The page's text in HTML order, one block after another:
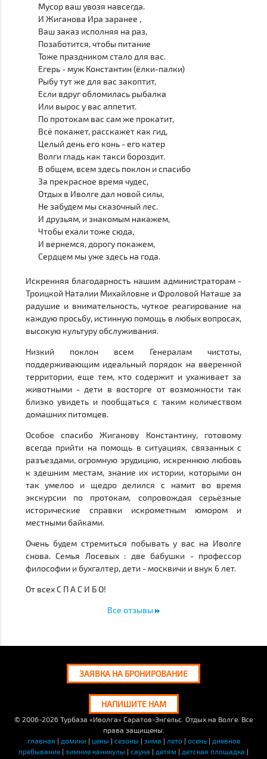
Мусор ваш увозя навсегда.
И Жиганова Ира заранее ,
Ваш заказ исполняя на раз,
Позаботится, чтобы питание
Тоже праздником стало для вас.
Егерь - муж Константин (ёлки-палки)
Рыбу тут же для вас закоптит,
Если вдруг обломилась рыбалка
Или вырос у вас аппетит.
По протокам вас сам же прокатит,
Всё покажет, расскажет как гид,
Целый день его конь - его катер
Волги гладь как такси бороздит.
В общем, всем здесь поклон и спасибо
За прекрасное время чудес,
Отдых в Иволге дал новой силы,
Не забудем мы сказочный лес.
И друзьям, и знакомым накажем,
Чтобы ехали тоже сюда,
И вернемся, дорогу покажем,
Сердцем мы уже здесь на года.
Искренняя благодарность нашим администраторам -
Троицкой Наталии Михайловне и Фроловой Наташе за
радушие и внимательность, чуткое реагирование на
каждую просьбу, истинную помощь в любых вопросах,
высокую культуру обслуживания.
Низкий поклон всем Генералам чистоты,
поддерживающим идеальный порядок на вверенной
территории, еще тем, кто содержит и ухаживает за
животными - дети в восторге от возможности так
близко увидеть и пообщаться с таким количеством
домашних питомцев.
Особое спасибо Жиганову Константину, готовому
всегда прийти на помощь в ситуациях, связанных с
разъездами, огромную эрудицию, искреннюю любовь
к здешним местам, знание их истории, которыми он
так умелоо и щедро делился с намит во время
экскурсии по протокам, сопровождая серьёзные
исторические справки искрометным юмором и
местными байками.
Очень будем стремиться побывать у вас на Иволге
снова. Семья Лосевых : две бабушки - профессор
философии и бухгалтер, дети - москвичи и внук 6 лет.
От всех С П А С И Б О!
Все отзывы
ЗАЯВКА НА БРОНИРОВАНИЕ
НАПИШИТЕ НАМ
© 2006-2026 Турбаза «Иволга» Саратов-Энгельс. Отдых на Волге. Все
права защищены.
главная | домики | цены | сезоны | зима | лето| осень| дневное
пребывание | зимние каникулы | сауна | детям | детская площадка |